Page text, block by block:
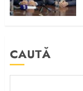
CAUTĂ